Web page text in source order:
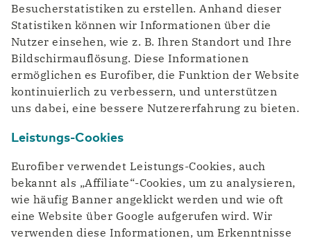
Besucherstatistiken zu erstellen. Anhand dieser
Statistiken können wir Informationen über die
Nutzer einsehen, wie z. B. Ihren Standort und Ihre
Bildschirmauflösung. Diese Informationen
ermöglichen es Eurofiber, die Funktion der Website
kontinuierlich zu verbessern, und unterstützen
uns dabei, eine bessere Nutzererfahrung zu bieten.
Leistungs-Cookies
Eurofiber verwendet Leistungs-Cookies, auch
bekannt als „Affiliate“-Cookies, um zu analysieren,
wie häufig Banner angeklickt werden und wie oft
eine Website über Google aufgerufen wird. Wir
verwenden diese Informationen, um Erkenntnisse